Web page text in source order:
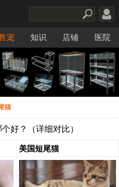
宠 知识 店铺 医院
猫
好？（详细对比）
美国短尾猫